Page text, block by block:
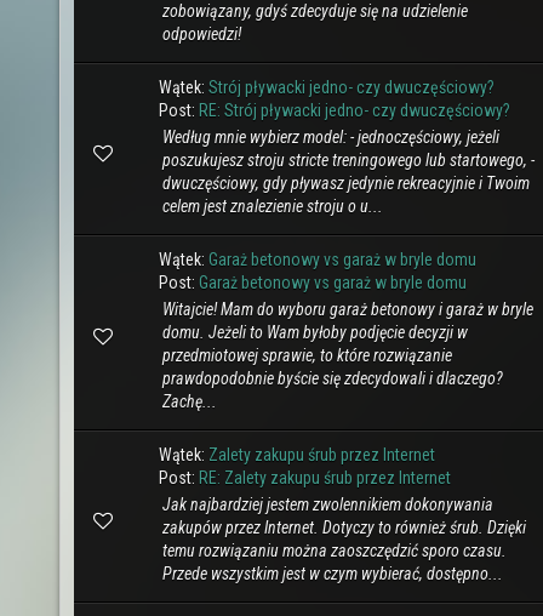
zobowiązany, gdyś zdecyduje się na udzielenie
odpowiedzi!
Wątek: Strój pływacki jedno- czy dwuczęściowy?
Post: RE: Strój pływacki jedno- czy dwuczęściowy?
Według mnie wybierz model: - jednoczęściowy, jeżeli
poszukujesz stroju stricte treningowego lub startowego, -
dwuczęściowy, gdy pływasz jedynie rekreacyjnie i Twoim
celem jest znalezienie stroju o u...
Wątek: Garaż betonowy vs garaż w bryle domu
Post: Garaż betonowy vs garaż w bryle domu
Witajcie! Mam do wyboru garaż betonowy i garaż w bryle
domu. Jeżeli to Wam byłoby podjęcie decyzji w
przedmiotowej sprawie, to które rozwiązanie
prawdopodobnie byście się zdecydowali i dlaczego?
Zachę...
Wątek: Zalety zakupu śrub przez Internet
Post: RE: Zalety zakupu śrub przez Internet
Jak najbardziej jestem zwolennikiem dokonywania
zakupów przez Internet. Dotyczy to również śrub. Dzięki
temu rozwiązaniu można zaoszczędzić sporo czasu.
Przede wszystkim jest w czym wybierać, dostępno...